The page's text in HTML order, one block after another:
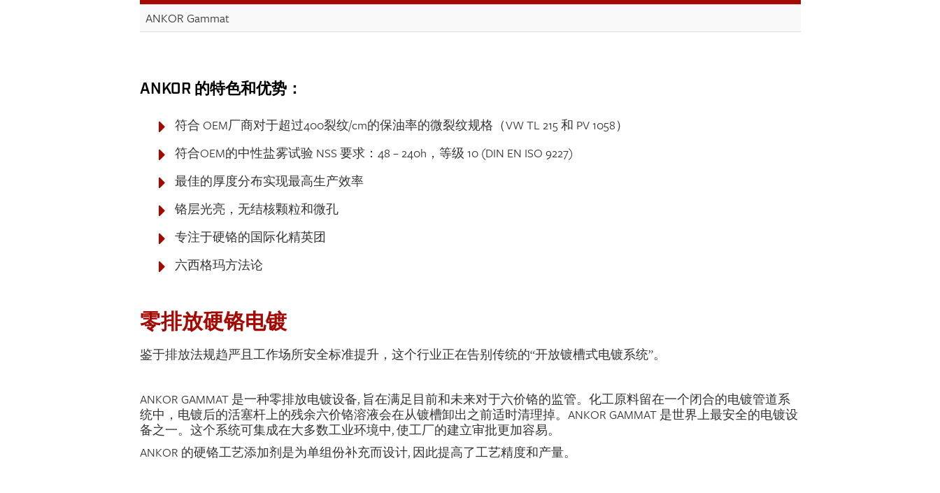
ANKOR Gammat
ANKOR 的特色和优势：
符合 OEM厂商对于超过400裂纹/cm的保油率的微裂纹规格（VW TL 215 和 PV 1058）
符合OEM的中性盐雾试验 NSS 要求：48 – 240h，等级 10 (DIN EN ISO 9227)
最佳的厚度分布实现最高生产效率
铬层光亮，无结核颗粒和微孔
专注于硬铬的国际化精英团
六西格玛方法论
零排放硬铬电镀
鉴于排放法规趋严且工作场所安全标准提升，这个行业正在告别传统的“开放镀槽式电镀系统”。
ANKOR GAMMAT 是一种零排放电镀设备, 旨在满足目前和未来对于六价铬的监管。化工原料留在一个闭合的电镀管道系
统中，电镀后的活塞杆上的残余六价铬溶液会在从镀槽卸出之前适时清理掉。ANKOR GAMMAT 是世界上最安全的电镀设
备之一。这个系统可集成在大多数工业环境中, 使工厂的建立审批更加容易。
ANKOR 的硬铬工艺添加剂是为单组份补充而设计, 因此提高了工艺精度和产量。